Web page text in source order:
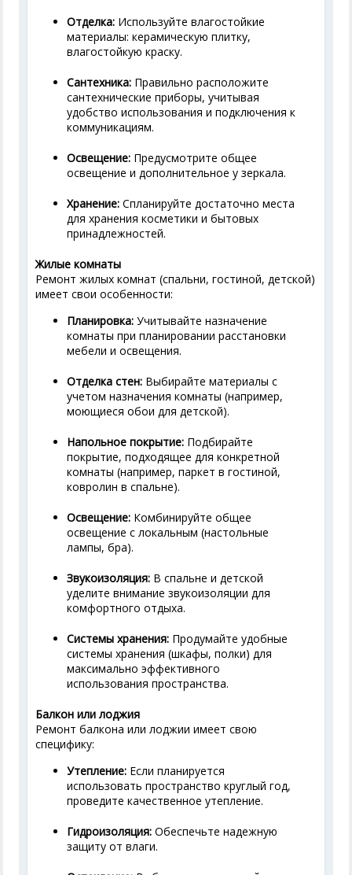
Отделка: Используйте влагостойкие
материалы: керамическую плитку,
влагостойкую краску.
Сантехника: Правильно расположите
сантехнические приборы, учитывая
удобство использования и подключения к
коммуникациям.
Освещение: Предусмотрите общее
освещение и дополнительное у зеркала.
Хранение: Спланируйте достаточно места
для хранения косметики и бытовых
принадлежностей.
Жилые комнаты
Ремонт жилых комнат (спальни, гостиной, детской)
имеет свои особенности:
Планировка: Учитывайте назначение
комнаты при планировании расстановки
мебели и освещения.
Отделка стен: Выбирайте материалы с
учетом назначения комнаты (например,
моющиеся обои для детской).
Напольное покрытие: Подбирайте
покрытие, подходящее для конкретной
комнаты (например, паркет в гостиной,
ковролин в спальне).
Освещение: Комбинируйте общее
освещение с локальным (настольные
лампы, бра).
Звукоизоляция: В спальне и детской
уделите внимание звукоизоляции для
комфортного отдыха.
Системы хранения: Продумайте удобные
системы хранения (шкафы, полки) для
максимально эффективного
использования пространства.
Балкон или лоджия
Ремонт балкона или лоджии имеет свою
специфику:
Утепление: Если планируется
использовать пространство круглый год,
проведите качественное утепление.
Гидроизоляция: Обеспечьте надежную
защиту от влаги.